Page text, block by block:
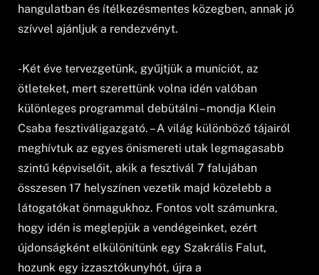
hangulatban és ítélkezésmentes közegben, annak jó
szívvel ajánljuk a rendezvényt.
-Két éve tervezgetünk, gyűjtjük a muníciót, az
ötleteket, mert szerettünk volna idén valóban
különleges programmal debütálni – mondja Klein
Csaba fesztiváligazgató. – A világ különböző tájairól
meghívtuk az egyes önismereti utak legmagasabb
szintű képviselőit, akik a fesztivál 7 falujában
összesen 17 helyszínen vezetik majd közelebb a
látogatókat önmagukhoz. Fontos volt számunkra,
hogy idén is meglepjük a vendégeinket, ezért
újdonságként elkülönítünk egy Szakrális Falut,
hozunk egy izzasztókunyhót, újra a